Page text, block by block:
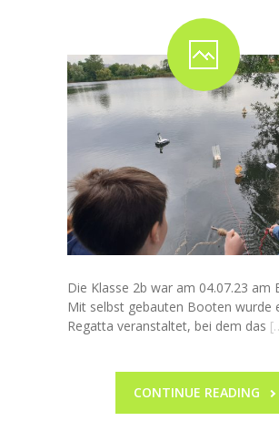
Die Klasse 2b war am 04.07.23 am
Mit selbst gebauten Booten wurde
Regatta veranstaltet, bei dem das
CONTINUE READING